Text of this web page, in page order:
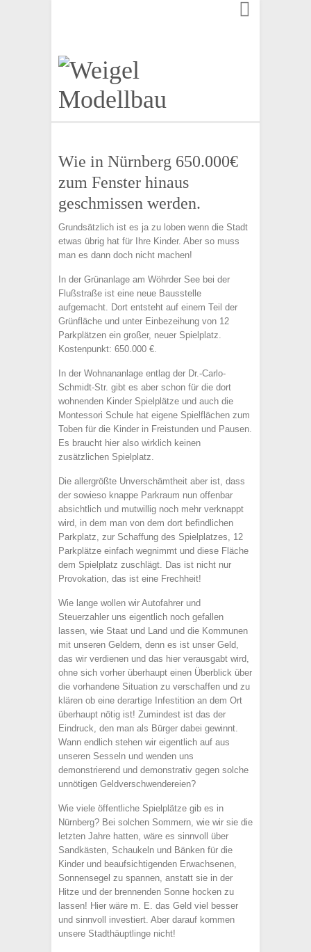
Wie in Nürnberg 650.000€
zum Fenster hinaus
geschmissen werden.
Grundsätzlich ist es ja zu loben wenn die Stadt
etwas übrig hat für Ihre Kinder. Aber so muss
man es dann doch nicht machen!
In der Grünanlage am Wöhrder See bei der
Flußstraße ist eine neue Bausstelle
aufgemacht. Dort entsteht auf einem Teil der
Grünfläche und unter Einbezeihung von 12
Parkplätzen ein großer, neuer Spielplatz.
Kostenpunkt: 650.000 €.
In der Wohnananlage entlag der Dr.-Carlo-
Schmidt-Str. gibt es aber schon für die dort
wohnenden Kinder Spielplätze und auch die
Montessori Schule hat eigene Spielflächen zum
Toben für die Kinder in Freistunden und Pausen.
Es braucht hier also wirklich keinen
zusätzlichen Spielplatz.
Die allergrößte Unverschämtheit aber ist, dass
der sowieso knappe Parkraum nun offenbar
absichtlich und mutwillig noch mehr verknappt
wird, in dem man von dem dort befindlichen
Parkplatz, zur Schaffung des Spielplatzes, 12
Parkplätze einfach wegnimmt und diese Fläche
dem Spielplatz zuschlägt. Das ist nicht nur
Provokation, das ist eine Frechheit!
Wie lange wollen wir Autofahrer und
Steuerzahler uns eigentlich noch gefallen
lassen, wie Staat und Land und die Kommunen
mit unseren Geldern, denn es ist unser Geld,
das wir verdienen und das hier verausgabt wird,
ohne sich vorher überhaupt einen Überblick über
die vorhandene Situation zu verschaffen und zu
klären ob eine derartige Infestition an dem Ort
überhaupt nötig ist! Zumindest ist das der
Eindruck, den man als Bürger dabei gewinnt.
Wann endlich stehen wir eigentlich auf aus
unseren Sesseln und wenden uns
demonstrierend und demonstrativ gegen solche
unnötigen Geldverschwendereien?
Wie viele öffentliche Spielplätze gib es in
Nürnberg? Bei solchen Sommern, wie wir sie die
letzten Jahre hatten, wäre es sinnvoll über
Sandkästen, Schaukeln und Bänken für die
Kinder und beaufsichtigenden Erwachsenen,
Sonnensegel zu spannen, anstatt sie in der
Hitze und der brennenden Sonne hocken zu
lassen! Hier wäre m. E. das Geld viel besser
und sinnvoll investiert. Aber darauf kommen
unsere Stadthäuptlinge nicht!